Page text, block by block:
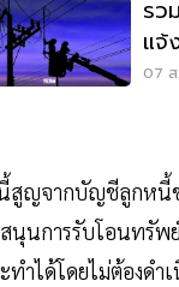
รว
แจ้
สมุ
07
ญจากบัญชีลูกหนี้
นุนการรับโอนทรั
ำได้โดยไม่ต้องด